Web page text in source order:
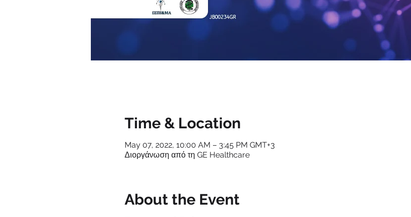
Time & Location
May 07, 2022, 10:00 AM – 3:45 PM GMT+3
Διοργάνωση από τη GE Healthcare
About the Event